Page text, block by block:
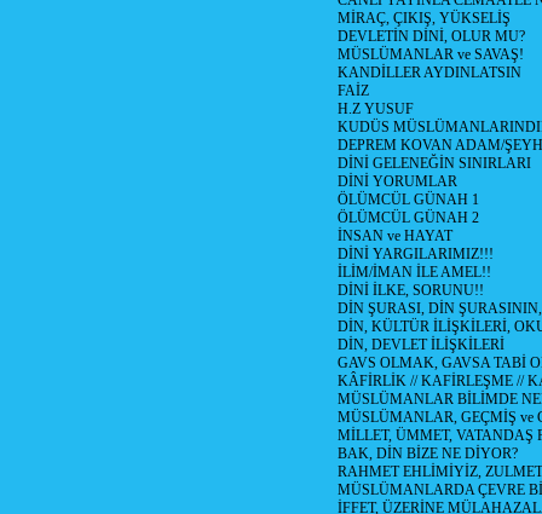
MİRAÇ, ÇIKIŞ, YÜKSELİŞ
DEVLETİN DİNİ, OLUR MU?
MÜSLÜMANLAR ve SAVAŞ!
KANDİLLER AYDINLATSIN
FAİZ
H.Z YUSUF
KUDÜS
DEPREM KOVAN ADAM/ŞEYH
DİNİ GELENEĞİN SINIRLARI
DİNİ YORUMLAR
ÖLÜMCÜL GÜNAH 1
ÖLÜMCÜL GÜNAH 2
İNSAN ve HAYAT
DİNİ YARGILARIMIZ!!!
İLİM/İMAN İLE AMEL!!
DİNİ İLKE, SORUNU!!
DİN ŞURASI, DİN
DİN, KÜLTÜR İLİŞKİLERİ,
DİN, DEVLET İLİŞKİLERİ
GAVS OLMAK, GAVSA TABİ
KÂFİRLİK // KAFİRLEŞME //
MÜSLÜMANLAR BİLİMDE
MÜSLÜMANLAR, GEÇMİŞ ve
MİLLET, ÜMMET, VATANDAŞ
BAK, DİN BİZE NE DİYOR?
RAHMET EHLİMİYİZ,
MÜSLÜMANLARDA ÇEVRE
İFFET, ÜZERİNE